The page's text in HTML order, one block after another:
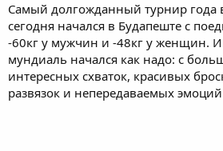
Самый долгожданный турнир года
сегодня начался в Будапеште с
-60кг у мужчин и -48кг у женщин. И
мундиаль начался как надо: с
интересных схваток, красивых
развязок и непередаваемых